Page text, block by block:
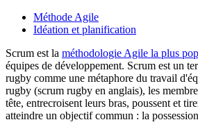
Méthode Agile
Idéation et planification
Scrum est la méthodologie Agile la plus
équipes de développement. Scrum est un
rugby comme une métaphore du travail
rugby (scrum rugby en anglais), les
tête, entrecroisent leurs bras, poussent et
atteindre un objectif commun : la